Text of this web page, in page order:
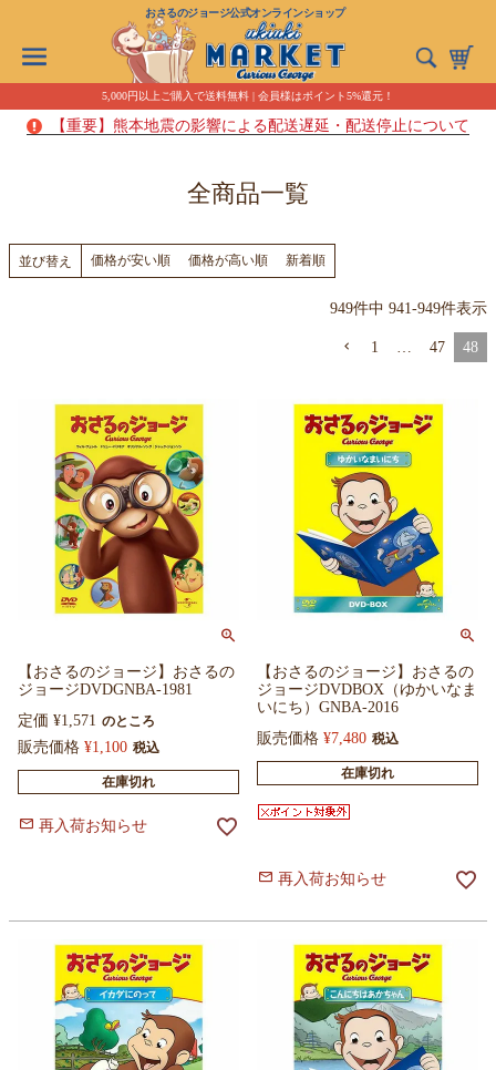
おさるのジョージ公式オンラインショップ
5,000円以上ご購入で送料無料 | 会員様はポイント5%還元！
【重要】熊本地震の影響による配送遅延・配送停止について
全商品一覧
並び替え 価格が安い順 価格が高い順 新着順
949件中 941-949件表示
1 … 47 48
【おさるのジョージ】おさるの
ジョージDVDGNBA-1981
定価 ¥1,571 のところ
販売価格 ¥1,100 税込
在庫切れ
再入荷お知らせ
【おさるのジョージ】おさるの
ジョージDVDBOX（ゆかいなま
いにち）GNBA-2016
販売価格 ¥7,480 税込
在庫切れ
再入荷お知らせ